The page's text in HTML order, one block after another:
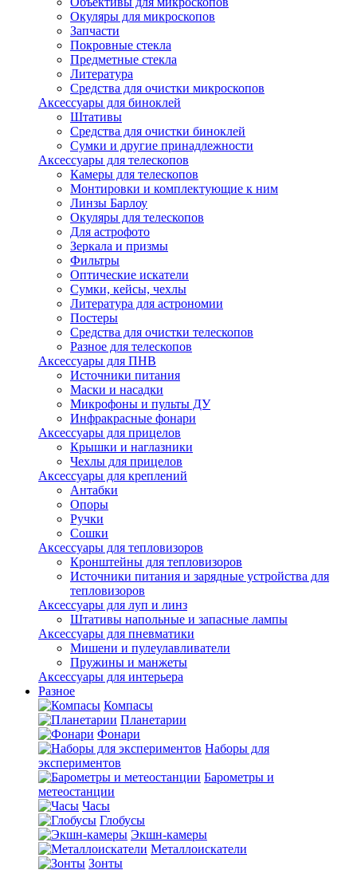
Окуляры для микроскопов
Запчасти
Покровные стекла
Предметные стекла
Литература
Средства для очистки микроскопов
Аксессуары для биноклей
Штативы
Средства для очистки биноклей
Сумки и другие принадлежности
Аксессуары для телескопов
Камеры для телескопов
Монтировки и комплектующие к ним
Линзы Барлоу
Окуляры для телескопов
Для астрофото
Зеркала и призмы
Фильтры
Оптические искатели
Сумки, кейсы, чехлы
Литература для астрономии
Постеры
Средства для очистки телескопов
Разное для телескопов
Аксессуары для ПНВ
Источники питания
Маски и насадки
Микрофоны и пульты ДУ
Инфракрасные фонари
Аксессуары для прицелов
Крышки и наглазники
Чехлы для прицелов
Аксессуары для креплений
Антабки
Опоры
Ручки
Сошки
Аксессуары для тепловизоров
Кронштейны для тепловизоров
Источники питания и зарядные устройства для
тепловизоров
Аксессуары для луп и линз
Штативы напольные и запасные лампы
Аксессуары для пневматики
Мишени и пулеулавливатели
Пружины и манжеты
Аксессуары для интерьера
Разное
Компасы
Планетарии
Фонари
Наборы для
экспериментов
Барометры и
метеостанции
Часы
Глобусы
Экшн-камеры
Металлоискатели
Зонты